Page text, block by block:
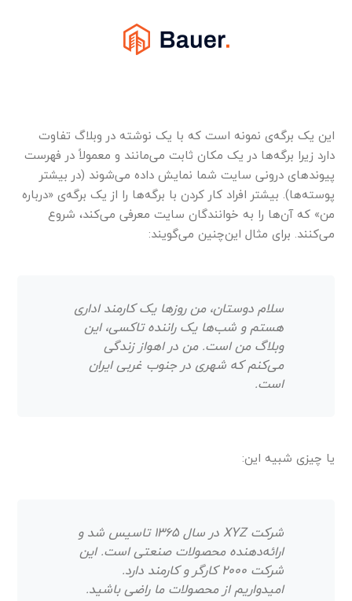
این یک برگه‌ی نمونه است که با یک نوشته در وبلاگ تفاوت
دارد زیرا برگه‌ها در یک مکان ثابت می‌مانند و معمولاً در فهرست
پیوندهای درونی سایت شما نمایش داده می‌شوند (در بیشتر
پوسته‌ها). بیشتر افراد کار کردن با برگه‌ها را از یک برگه‌ی «درباره
من» که آن‌ها را به خوانندگان سایت معرفی می‌کند، شروع
می‌کنند. برای مثال این‌چنین می‌گویند:
سلام دوستان، من روزها یک کارمند اداری
هستم و شب‌ها یک راننده تاکسی، این
وبلاگ من است. من در اهواز زندگی
می‌کنم که شهری در جنوب غربی ایران
است.
یا چیزی شبیه این:
شرکت XYZ در سال ۱۳۶۵ تاسیس شد و
ارائه‌دهنده محصولات صنعتی است. این
شرکت ۲۰۰۰ کارگر و کارمند دارد.
امیدواریم از محصولات ما راضی باشید.